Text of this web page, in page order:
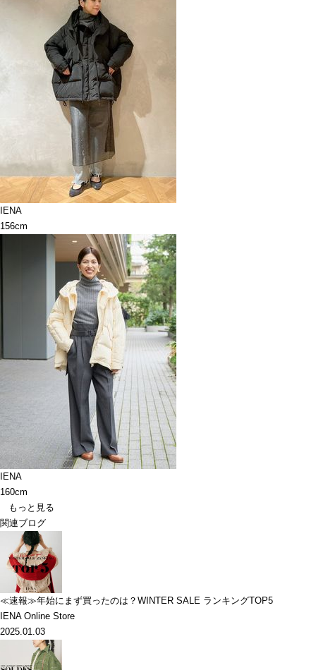
IENA
156cm
IENA
160cm
もっと見る
関連ブログ
≪速報≫年始にまず買ったのは？WINTER SALE ランキングTOP5
IENA Online Store
2025.01.03